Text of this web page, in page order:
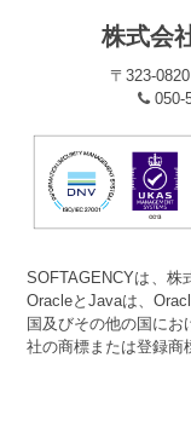
株式会
〒323-
050-
SOFTAGENCYは、株
OracleとJavaは、
国及びその他の国に
社の商標または登録商